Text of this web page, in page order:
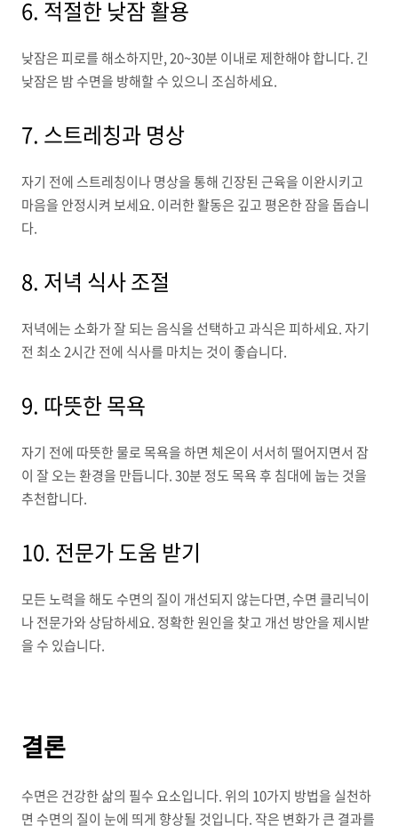
6. 적절한 낮잠 활용
낮잠은 피로를 해소하지만, 20~30분 이내로 제한해야 합니다. 긴
낮잠은 밤 수면을 방해할 수 있으니 조심하세요.
7. 스트레칭과 명상
자기 전에 스트레칭이나 명상을 통해 긴장된 근육을 이완시키고
마음을 안정시켜 보세요. 이러한 활동은 깊고 평온한 잠을 돕습니
다.
8. 저녁 식사 조절
저녁에는 소화가 잘 되는 음식을 선택하고 과식은 피하세요. 자기
전 최소 2시간 전에 식사를 마치는 것이 좋습니다.
9. 따뜻한 목욕
자기 전에 따뜻한 물로 목욕을 하면 체온이 서서히 떨어지면서 잠
이 잘 오는 환경을 만듭니다. 30분 정도 목욕 후 침대에 눕는 것을
추천합니다.
10. 전문가 도움 받기
모든 노력을 해도 수면의 질이 개선되지 않는다면, 수면 클리닉이
나 전문가와 상담하세요. 정확한 원인을 찾고 개선 방안을 제시받
을 수 있습니다.
결론
수면은 건강한 삶의 필수 요소입니다. 위의 10가지 방법을 실천하
면 수면의 질이 눈에 띄게 향상될 것입니다. 작은 변화가 큰 결과를